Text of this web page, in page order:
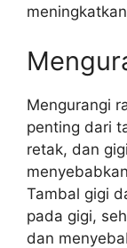
Mengurangi
penting dari
retak, dan
Tambal gigi
pada gigi,
dan